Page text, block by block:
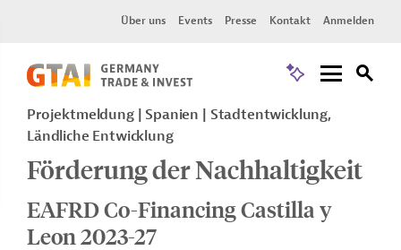
Über uns Events Presse Kontakt Anmelden
Projektmeldung Spanien
Stadtentwicklung,
Ländliche Entwicklung
Förderung der Nachhaltigkeit
EAFRD Co-Financing Castilla y
Leon 2023-27